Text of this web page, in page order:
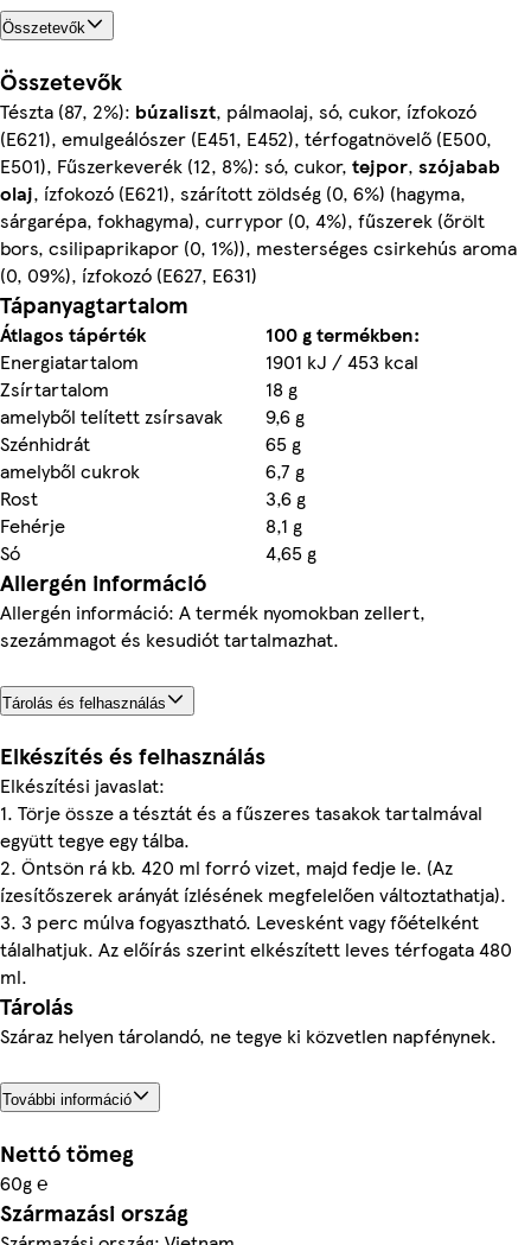
Összetevők
Összetevők
Tészta (87, 2%): búzaliszt, pálmaolaj, só, cukor, ízfokozó
(E621), emulgeálószer (E451, E452), térfogatnövelő (E500,
E501), Fűszerkeverék (12, 8%): só, cukor, tejpor, szójabab
olaj, ízfokozó (E621), szárított zöldség (0, 6%) (hagyma,
sárgarépa, fokhagyma), currypor (0, 4%), fűszerek (őrölt
bors, csilipaprikapor (0, 1%)), mesterséges csirkehús aroma
(0, 09%), ízfokozó (E627, E631)
Tápanyagtartalom
Átlagos tápérték
100 g termékben:
Energiatartalom
1901 kJ / 453 kcal
Zsírtartalom
18 g
amelyből telített zsírsavak
9,6 g
Szénhidrát
65 g
amelyből cukrok
6,7 g
Rost
3,6 g
Fehérje
8,1 g
Só
4,65 g
Allergén információ
Allergén információ: A termék nyomokban zellert,
szezámmagot és kesudiót tartalmazhat.
Tárolás és felhasználás
Elkészítés és felhasználás
Elkészítési javaslat:
1. Törje össze a tésztát és a fűszeres tasakok tartalmával
együtt tegye egy tálba.
2. Öntsön rá kb. 420 ml forró vizet, majd fedje le. (Az
ízesítőszerek arányát ízlésének megfelelően változtathatja).
3. 3 perc múlva fogyasztható. Levesként vagy főételként
tálalhatjuk. Az előírás szerint elkészített leves térfogata 480
ml.
Tárolás
Száraz helyen tárolandó, ne tegye ki közvetlen napfénynek.
További információ
Nettó tömeg
60g ℮
Származási ország